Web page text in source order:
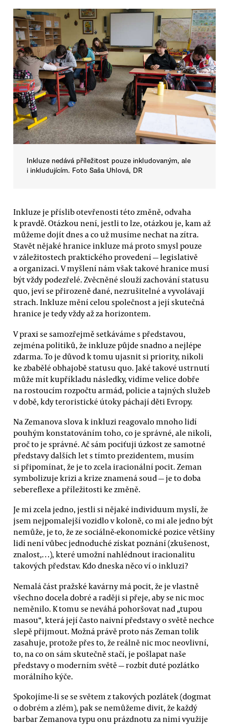
Inkluze nedává příležitost pouze inkludovaným, ale
i inkludujícím. Foto Saša Uhlová, DR
Inkluze je příslib otevřenosti této změně, odvaha
k pravdě. Otázkou není, jestli to lze, otázkou je, kam až
můžeme dojít dnes a co už musíme nechat na zítra.
Stavět nějaké hranice inkluze má proto smysl pouze
v záležitostech praktického provedení — legislativě
a organizaci. V myšlení nám však takové hranice musí
být vždy podezřelé. Zvěcněné slouží zachování statusu
quo, jeví se přirozeně dané, nezrušitelné a vyvolávají
strach. Inkluze mění celou společnost a její skutečná
hranice je tedy vždy až za horizontem.
V praxi se samozřejmě setkáváme s představou,
zejména politiků, že inkluze půjde snadno a nejlépe
zdarma. To je důvod k tomu ujasnit si priority, nikoli
ke zbabělé obhajobě statusu quo. Jaké takové ustrnutí
může mít kupříkladu následky, vidíme velice dobře
na rostoucím rozpočtu armád, policie a tajných služeb
v době, kdy teroristické útoky páchají děti Evropy.
Na Zemanova slova k inkluzi reagovalo mnoho lidí
pouhým konstatováním toho, co je správné, ale nikoli,
proč to je správné. Ač sám pociťuji úzkost ze samotné
představy dalších let s tímto prezidentem, musím
si připomínat, že je to zcela iracionální pocit. Zeman
symbolizuje krizi a krize znamená soud — je to doba
sebereflexe a příležitosti ke změně.
Je mi zcela jedno, jestli si nějaké individuum myslí, že
jsem nejpomalejší vozidlo v koloně, co mi ale jedno být
nemůže, je to, že ze sociálně-ekonomické pozice většiny
lidí není vůbec jednoduché získat poznání (zkušenost,
znalost,…), které umožní nahlédnout iracionalitu
takových představ. Kdo dneska něco ví o inkluzi?
Nemalá část pražské kavárny má pocit, že je vlastně
všechno docela dobré a raději si přeje, aby se nic moc
neměnilo. K tomu se neváhá pohoršovat nad „tupou
masou“, která její často naivní představy o světě nechce
slepě přijmout. Možná právě proto nás Zeman tolik
zasahuje, protože přes to, že reálně nic moc neovlivní,
to, na co on sám skutečně stačí, je pošlapat naše
představy o moderním světě — rozbít duté pozlátko
morálního kýče.
Spokojíme-li se se světem z takových pozlátek (dogmat
o dobrém a zlém), pak se nemůžeme divit, že každý
barbar Zemanova typu onu prázdnotu za nimi využije